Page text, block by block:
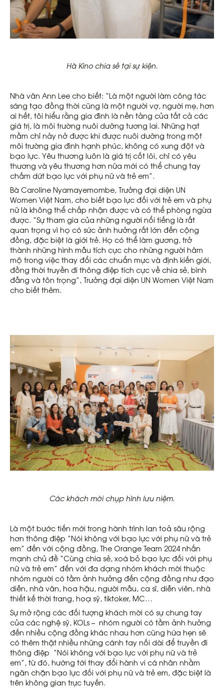
Hà Kino chia sẻ tại sự kiện.
Nhà văn Ann Lee cho biết: “Là một người làm công tác
sáng tạo đồng thời cũng là một người vợ, người mẹ, hơn
ai hết, tôi hiểu rằng gia đình là nền tảng của tất cả các
giá trị, là môi trường nuôi dưỡng tương lai. Những hạt
mầm chỉ nảy nở được khi được nuôi dưỡng trong một
môi trường gia đình hạnh phúc, không có xung đột và
bạo lực. Yêu thương luôn là giá trị cốt lõi, chỉ có yêu
thương và yêu thương hơn nữa mới có thể chung tay
chấm dứt bạo lực với phụ nữ và trẻ em”.
Bà Caroline Nyamayemombe, Trưởng đại diện UN
Women Việt Nam, cho biết bạo lực đối với trẻ em và phụ
nữ là không thể chấp nhận được và có thể phòng ngừa
được. “Sự tham gia của những người nổi tiếng là rất
quan trọng vì họ có sức ảnh hưởng rất lớn đến cộng
đồng, đặc biệt là giới trẻ. Họ có thể làm gương, trở
thành những hình mẫu tích cực cho những người hâm
mộ trong việc thay đổi các chuẩn mực và định kiến giới,
đồng thời truyền đi thông điệp tích cực về chia sẻ, bình
đẳng và tôn trọng”, Trưởng đại diện UN Women Việt Nam
cho biết thêm.
Các khách mời chụp hình lưu niệm.
Là một bước tiến mới trong hành trình lan toả sâu rộng
hơn thông điệp “Nói không với bạo lực với phụ nữ và trẻ
em” đến với cộng đồng, The Orange Team 2024 nhấn
mạnh chủ đề “Cùng chia sẻ, xoá bỏ bạo lực đối với phụ
nữ và trẻ em” đến với đa dạng nhóm khách mời thuộc
nhóm người có tầm ảnh hưởng đến cộng đồng như đạo
diễn, nhà văn, hoa hậu, người mẫu, ca sĩ, diễn viên, nhà
thiết kế thời trang, hoạ sỹ, tiktoker, MC…
Sự mở rộng các đối tượng khách mời có sự chung tay
của các nghệ sỹ, KOLs – nhóm người có tầm ảnh hưởng
đến nhiều cộng đồng khác nhau hơn cũng hứa hẹn sẽ
có thêm thật nhiều những cánh tay nối dài để truyền đi
thông điệp “Nói không với bạo lực với phụ nữ và trẻ
em”, từ đó, hướng tới thay đổi hành vi cá nhân nhằm
ngăn chặn bạo lực đối với phụ nữ và trẻ em, đặc biệt là
trên không gian trực tuyến.